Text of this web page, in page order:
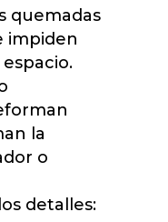
quemadas
impiden
la
o
detalles: